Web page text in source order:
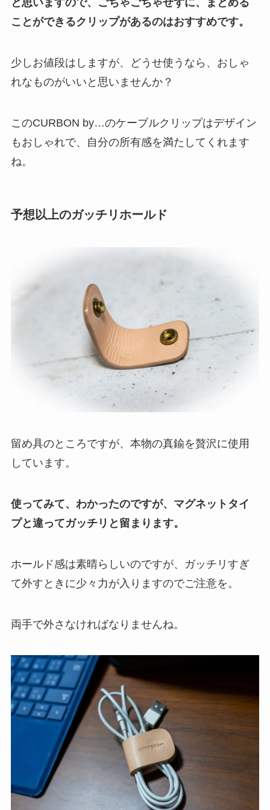
と思いますので、ごちゃごちゃせずに、まとめる
ことができるクリップがあるのはおすすめです。
少しお値段はしますが、どうせ使うなら、おしゃ
れなものがいいと思いませんか？
このCURBON by…のケーブルクリップはデザイン
もおしゃれで、自分の所有感を満たしてくれます
ね。
予想以上のガッチリホールド
留め具のところですが、本物の真鍮を贅沢に使用
しています。
使ってみて、わかったのですが、マグネットタイ
プと違ってガッチリと留まります。
ホールド感は素晴らしいのですが、ガッチリすぎ
て外すときに少々力が入りますのでご注意を。
両手で外さなければなりませんね。